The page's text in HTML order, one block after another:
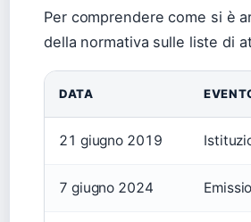
Per comprendere come si è
della normativa sulle liste di
DATA
21 giugno 2019
7 giugno 2024